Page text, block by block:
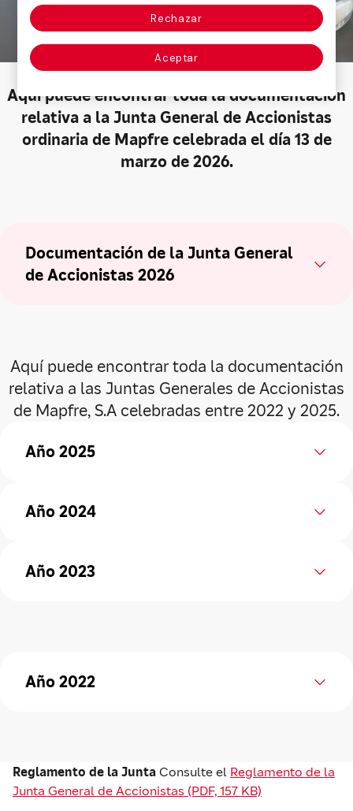
Aquí puede encontrar toda la documentación
relativa a la Junta General de Accionistas
ordinaria de Mapfre celebrada el día 13 de
marzo de 2026.
Documentación de la Junta General
de Accionistas 2026
Aquí puede encontrar toda la documentación
relativa a las Juntas Generales de Accionistas
de Mapfre, S.A celebradas entre 2022 y 2025.
Año 2025
Año 2024
Año 2023
Año 2022
Reglamento de la Junta Consulte el Reglamento de la
Junta General de Accionistas (PDF, 157 KB)
Rechazar
Aceptar